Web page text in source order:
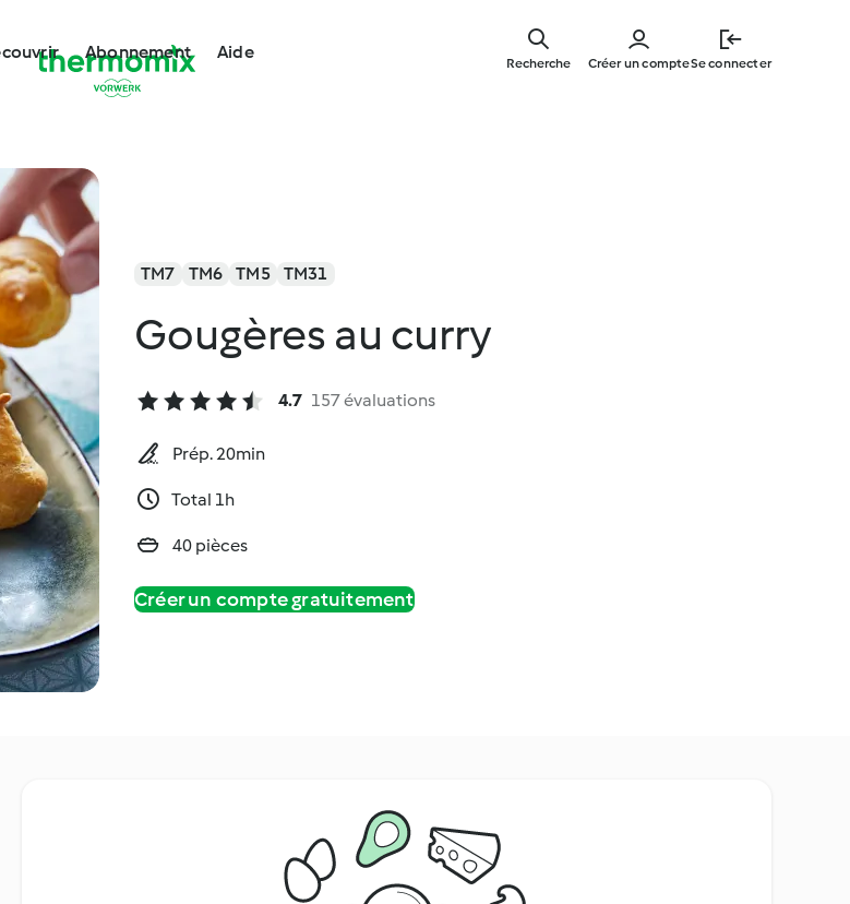
main
Abonnement Aide
Créer un compteSe connecter
Recherche
TM7 TM6 TM5 TM31
Gougères au curry
4.7 157 évaluations
Prép. 20min
Total 1h
40 pièces
Créer un compte gratuitement